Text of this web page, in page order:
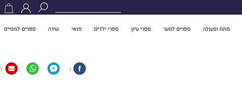
מתח ופעולה ספרים לנוער ספרי עיון ספרי ילדים פנאי שירה ספרים למנויים
1
1